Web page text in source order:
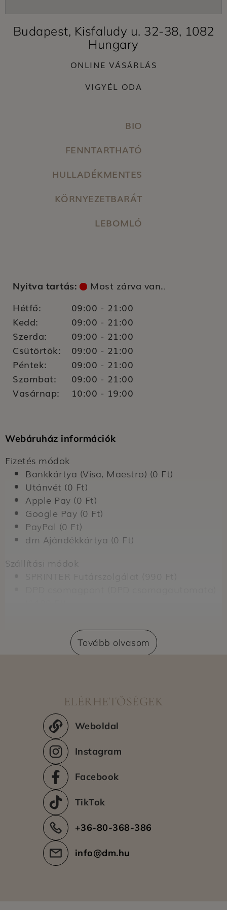
Budapest, Kisfaludy u. 32-38, 1082
Hungary
ONLINE VÁSÁRLÁS
VIGYÉL ODA
BIO
FENNTARTHATÓ
HULLADÉKMENTES
KÖRNYEZETBARÁT
LEBOMLÓ
Nyitva tartás: Most zárva van..
Hétfő: 09:00 - 21:00
Kedd:
09:00 - 21:00
Szerda:
09:00 - 21:00
Csütörtök:
09:00 - 21:00
Péntek:
09:00 - 21:00
Szombat:
09:00 - 21:00
Vasárnap:
10:00 - 19:00
Webáruház információk
Fizetés módok
Bankkártya (Visa, Maestro) (0 Ft)
Utánvét (0 Ft)
Apple Pay (0 Ft)
Google Pay (0 Ft)
PayPal (0 Ft)
dm Ajándékkártya (0 Ft)
Szállítási módok
Expressz átvétel dm üzletben (nem
regisztrált vásárlók számára) (399 Ft)
Expressz átvétel dm üzletben (regisztrált
Még nincs adat.
Tovább olvasom
ELÉRHETŐSÉGEK
Weboldal
Instagram
Facebook
TikTok
+36-80-368-386
info@dm.hu